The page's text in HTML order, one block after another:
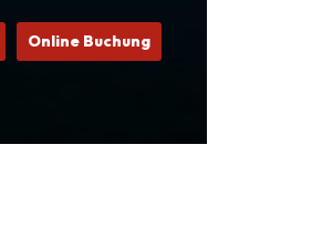
Online Buchung